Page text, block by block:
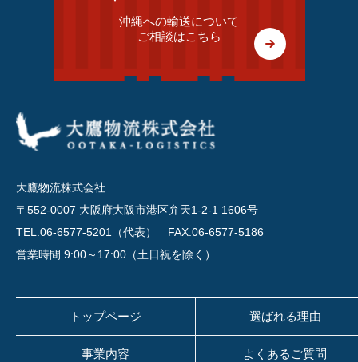
沖縄への輸送について
ご相談はこちら
大鷹物流株式会社
〒552-0007 大阪府大阪市港区弁天1-2-1 1606号
TEL.06-6577-5201（代表）
FAX.06-6577-5186
営業時間 9:00～17:00（土日祝を除く）
トップページ 選ばれる理由
事業内容 よくあるご質問